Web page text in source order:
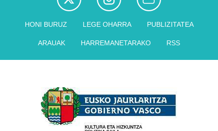
HONI BURUZ LEGE OHARRA PUBLIZITATEA
ARAUAK HARREMANETARAKO RSS